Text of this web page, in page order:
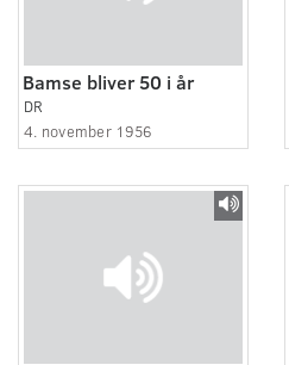
Bamse bliver 50 i år
DR
4. november 1956